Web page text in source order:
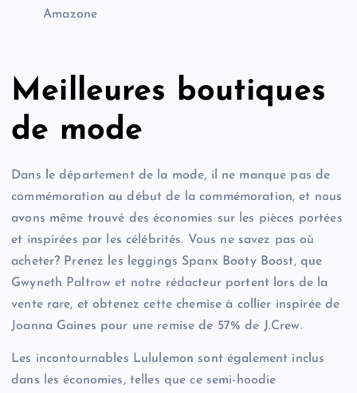
Amazone
Meilleures boutiques
de mode
Dans le département de la mode, il ne manque pas de
commémoration au début de la commémoration, et nous
avons même trouvé des économies sur les pièces portées
et inspirées par les célébrités. Vous ne savez pas où
acheter? Prenez les leggings Spanx Booty Boost, que
Gwyneth Paltrow et notre rédacteur portent lors de la
vente rare, et obtenez cette chemise à collier inspirée de
Joanna Gaines pour une remise de 57% de J.Crew.
Les incontournables Lululemon sont également inclus
dans les économies, telles que ce semi-hoodie